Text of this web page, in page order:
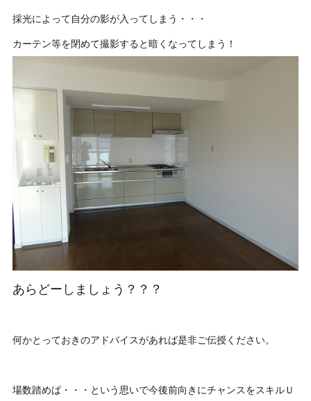
採光によって自分の影が入ってしまう・・・
カーテン等を閉めて撮影すると暗くなってしまう！
あらどーしましょう？？？
何かとっておきのアドバイスがあれば是非ご伝授ください。
場数踏めば・・・という思いで今後前向きにチャンスをスキルＵ